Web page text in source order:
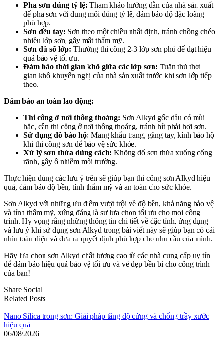
Pha sơn đúng tỷ lệ: Tham khảo hướng dẫn của nhà sản xuất
để pha sơn với dung môi đúng tỷ lệ, đảm bảo độ đặc loãng
phù hợp.
Sơn đều tay: Sơn theo một chiều nhất định, tránh chồng chéo
nhiều lớp sơn, gây mất thẩm mỹ.
Sơn đủ số lớp: Thường thi công 2-3 lớp sơn phủ để đạt hiệu
quả bảo vệ tối ưu.
Đảm bảo thời gian khô giữa các lớp sơn: Tuân thủ thời
gian khô khuyến nghị của nhà sản xuất trước khi sơn lớp tiếp
theo.
Đảm bảo an toàn lao động:
Thi công ở nơi thông thoáng: Sơn Alkyd gốc dầu có mùi
hắc, cần thi công ở nơi thông thoáng, tránh hít phải hơi sơn.
Sử dụng đồ bảo hộ: Mang khẩu trang, găng tay, kính bảo hộ
khi thi công sơn để bảo vệ sức khỏe.
Xử lý sơn thừa đúng cách: Không đổ sơn thừa xuống cống
rãnh, gây ô nhiễm môi trường.
Thực hiện đúng các lưu ý trên sẽ giúp bạn thi công sơn Alkyd hiệu
quả, đảm bảo độ bền, tính thẩm mỹ và an toàn cho sức khỏe.
Sơn Alkyd với những ưu điểm vượt trội về độ bền, khả năng bảo vệ
và tính thẩm mỹ, xứng đáng là sự lựa chọn tối ưu cho mọi công
trình. Hy vọng rằng những thông tin chi tiết về đặc tính, ứng dụng
và lưu ý khi sử dụng sơn Alkyd trong bài viết này sẽ giúp bạn có cái
nhìn toàn diện và đưa ra quyết định phù hợp cho nhu cầu của mình.
Hãy lựa chọn sơn Alkyd chất lượng cao từ các nhà cung cấp uy tín
để đảm bảo hiệu quả bảo vệ tối ưu và vẻ đẹp bền bỉ cho công trình
của bạn!
Share Social
Related Posts
Nano Silica trong sơn: Giải pháp tăng độ cứng và chống trầy xước
hiệu quả
06/08/2026